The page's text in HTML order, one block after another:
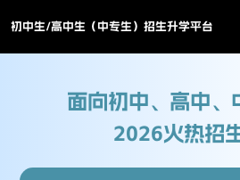
初中生/高中生（中专生）招生升学平台
面向初中、高中、
2026火热招